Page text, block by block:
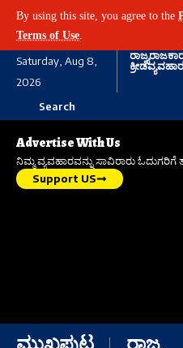
By using this site, you agree to the
Terms of Use
Saturday, Aug 8,
2026
ರಾಜ್ಯ
ಕ್ರೀಡೆವ್ಯವಹಾರ
Search
Advertise With Us
ನಿಮ್ಮ ವ್ಯವಹಾರವನ್ನು ಸಾವಿರಾರು ಓದುಗರಿಗೆ
Support US